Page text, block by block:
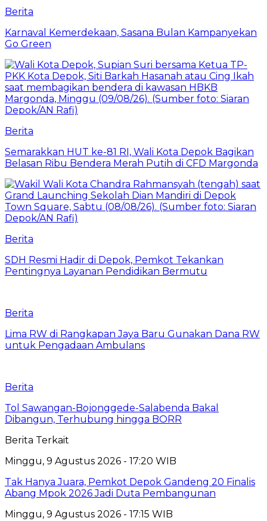
Berita
Karnaval Kemerdekaan, Sasana Bulan Kampanyekan
Go Green
Berita
Semarakkan HUT ke-81 RI, Wali Kota Depok Bagikan
Belasan Ribu Bendera Merah Putih di CFD Margonda
Berita
SDH Resmi Hadir di Depok, Pemkot Tekankan
Pentingnya Layanan Pendidikan Bermutu
Berita
Lima RW di Rangkapan Jaya Baru Gunakan Dana RW
untuk Pengadaan Ambulans
Berita
Tol Sawangan-Bojonggede-Salabenda Bakal
Dibangun, Terhubung hingga BORR
Berita Terkait
Minggu, 9 Agustus 2026 - 17:20 WIB
Tak Hanya Juara, Pemkot Depok Gandeng 20 Finalis
Abang Mpok 2026 Jadi Duta Pembangunan
Minggu, 9 Agustus 2026 - 17:15 WIB